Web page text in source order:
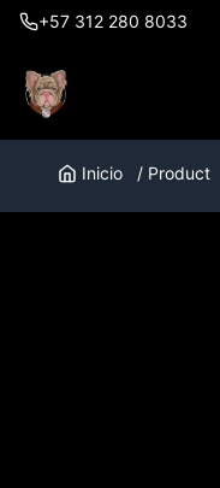
+57 312 280 8033
Inicio / Product